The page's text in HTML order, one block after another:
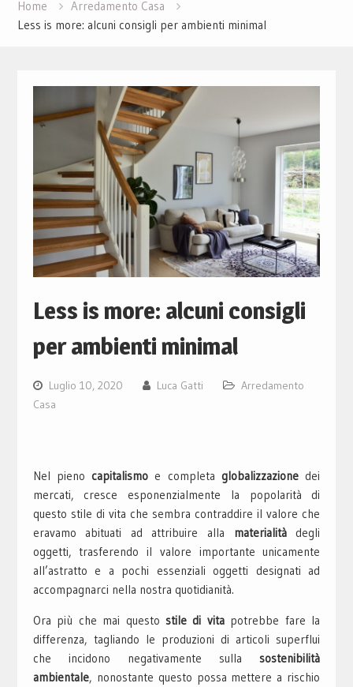
Home
Arredamento Casa
Less is more: alcuni consigli per ambienti minimal
Less is more: alcuni consigli
per ambienti minimal
Luglio 10, 2020 Luca Gatti
Arredamento
Casa
Nel pienocapitalismo e completaglobalizzazione dei
mercati, cresce esponenzialmente la popolarità di
questo stile di vita che sembra contraddire il valore che
eravamo abituati ad attribuire alla materialitàdegli
oggetti, trasferendo il valore importante unicamente
all’astratto e a pochi essenziali oggetti designati ad
accompagnarci nella nostra quotidianità.
Ora più che mai questo stile di vitapotrebbe fare la
differenza, tagliando le produzioni di articoli superflui
che incidono negativamente sullasostenibilità
ambientale, nonostante questo possa mettere a rischio